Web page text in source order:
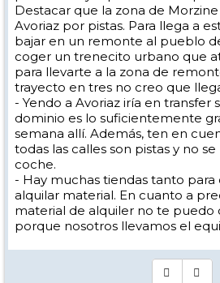
Destacar que la zona de
Avoriaz por pistas. Para llega a
bajar en un remonte al pueblo
coger un trenecito urbano que
para llevarte a la zona de
trayecto en tres no creo que
- Yendo a Avoriaz iría en transfer
dominio es lo suficientemente
semana allí. Además, ten en
todas las calles son pistas y no
coche.
- Hay muchas tiendas tanto
alquilar material. En cuanto a
material de alquiler no te puedo
porque nosotros llevamos el